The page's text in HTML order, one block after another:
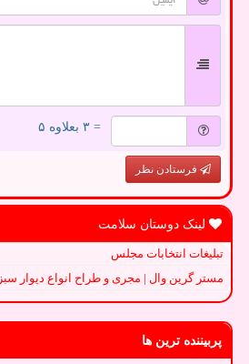
= ۳ بعلاوه ۵
فرستادن نظر
لینک دوستان سلامت
تبلیغات انتخابات مجلس
مستر گرین وال | مجری و طراح انواع دیوار سبز
پربیننده ترین ها